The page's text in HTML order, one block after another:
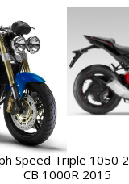
Speed Triple 1050
CB 1000R 2015